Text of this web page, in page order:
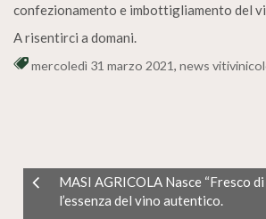
confezionamento e imbottigliamento del
A risentirci a domani.
mercoledì 31 marzo 2021, news
MASI AGRICOLA Nasce “Fresco di
l’essenza del vino autentico.